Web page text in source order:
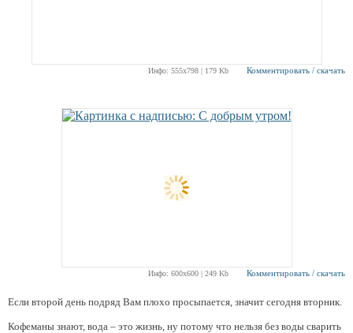
Инфо: 555х798 | 179 Kb Комментировать / скачать
Инфо: 600х600 | 249 Kb Комментировать / скачать
Если второй день подряд Вам плохо просыпается, значит сегодня вторник.
Кофеманы знают, вода – это жизнь, ну потому что нельзя без воды сварить